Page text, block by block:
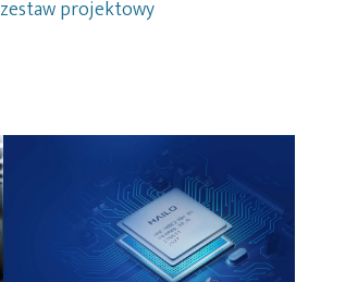
zestaw projektowy